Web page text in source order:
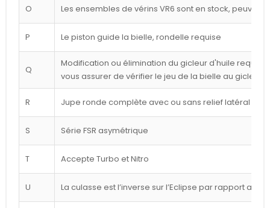
O Les ensembles de vérins VR6 sont en stock, peuvent
P Le piston guide la bielle, rondelle requise
Q
Modification ou élimination du gicleur d'huile
vous assurer de vérifier le jeu de la bielle au gicleur
R Jupe ronde complète avec ou sans relief latéral
S Série FSR asymétrique
T Accepte Turbo et Nitro
U La culasse est l’inverse sur l’Eclipse par rapport au